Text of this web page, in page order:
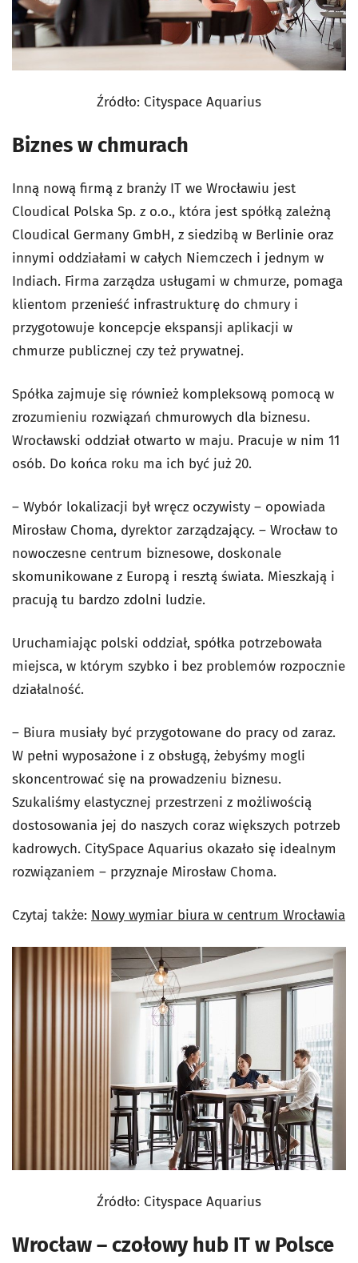
Źródło: Cityspace Aquarius
Biznes w chmurach
Inną nową firmą z branży IT we Wrocławiu jest
Cloudical Polska Sp. z o.o., która jest spółką zależną
Cloudical Germany GmbH, z siedzibą w Berlinie oraz
innymi oddziałami w całych Niemczech i jednym w
Indiach. Firma zarządza usługami w chmurze, pomaga
klientom przenieść infrastrukturę do chmury i
przygotowuje koncepcje ekspansji aplikacji w
chmurze publicznej czy też prywatnej.
Spółka zajmuje się również kompleksową pomocą w
zrozumieniu rozwiązań chmurowych dla biznesu.
Wrocławski oddział otwarto w maju. Pracuje w nim 11
osób. Do końca roku ma ich być już 20.
– Wybór lokalizacji był wręcz oczywisty – opowiada
Mirosław Choma, dyrektor zarządzający. – Wrocław to
nowoczesne centrum biznesowe, doskonale
skomunikowane z Europą i resztą świata. Mieszkają i
pracują tu bardzo zdolni ludzie.
Uruchamiając polski oddział, spółka potrzebowała
miejsca, w którym szybko i bez problemów rozpocznie
działalność.
– Biura musiały być przygotowane do pracy od zaraz.
W pełni wyposażone i z obsługą, żebyśmy mogli
skoncentrować się na prowadzeniu biznesu.
Szukaliśmy elastycznej przestrzeni z możliwością
dostosowania jej do naszych coraz większych potrzeb
kadrowych. CitySpace Aquarius okazało się idealnym
rozwiązaniem – przyznaje Mirosław Choma.
Czytaj także: Nowy wymiar biura w centrum Wrocławia
Źródło: Cityspace Aquarius
Wrocław – czołowy hub IT w Polsce